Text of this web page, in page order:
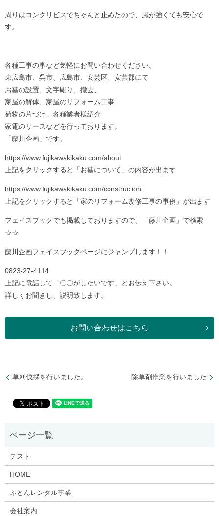
周りはコンクリビスでちゃんと止めたので、風が強くても安心で
す。
各種工事の事など気軽にお問い合わせください。
東広島市、呉市、広島市、安芸区、安芸郡にて
お墓の設置、文字彫り、撤去、
家屋の解体、家屋のリフォーム工事
荷物の片づけ、各種業者様紹介
家電のリースなどを行っております。
「藤川企画」です。
https://www.fujikawakikaku.com/about
上記をクリックすると「お墓について」の内容が出ます
https://www.fujikawakikaku.com/construction
上記をクリックすると「家のリフォーム改修工事の事例」が出ます
フェイスブックでも掲載しておりますので、「藤川企画」で検索
☆☆
藤川企画フェイスブックページにジャンプします！！
0823-27-4114
上記に電話して「〇〇がしたいです」とお伝え下さい。
詳しくお聞きし、説明致します。
お問い合わせはこちら
草刈伐採を行いました。 除草剤作業を行いました
テスト
HOME
ふとんレンタル事業
会社案内